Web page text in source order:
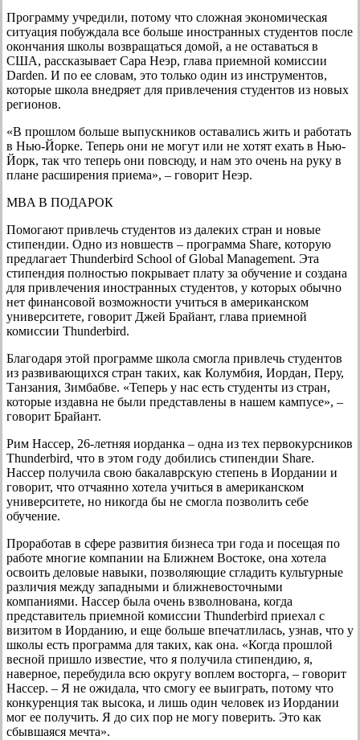
Программу учредили, потому что сложная экономическая
ситуация побуждала все больше иностранных студентов после
окончания школы возвращаться домой, а не оставаться в
США, рассказывает Сара Неэр, глава приемной комиссии
Darden. И по ее словам, это только один из инструментов,
которые школа внедряет для привлечения студентов из новых
регионов.
«В прошлом больше выпускников оставались жить и работать
в Нью-Йорке. Теперь они не могут или не хотят ехать в Нью-
Йорк, так что теперь они повсюду, и нам это очень на руку в
плане расширения приема», – говорит Неэр.
MBA В ПОДАРОК
Помогают привлечь студентов из далеких стран и новые
стипендии. Одно из новшеств – программа Share, которую
предлагает Thunderbird School of Global Management. Эта
стипендия полностью покрывает плату за обучение и создана
для привлечения иностранных студентов, у которых обычно
нет финансовой возможности учиться в американском
университете, говорит Джей Брайант, глава приемной
комиссии Thunderbird.
Благодаря этой программе школа смогла привлечь студентов
из развивающихся стран таких, как Колумбия, Иордан, Перу,
Танзания, Зимбабве. «Теперь у нас есть студенты из стран,
которые издавна не были представлены в нашем кампусе», –
говорит Брайант.
Рим Нассер, 26-летняя иорданка – одна из тех первокурсников
Thunderbird, что в этом году добились стипендии Share.
Нассер получила свою бакалаврскую степень в Иордании и
говорит, что отчаянно хотела учиться в американском
университете, но никогда бы не смогла позволить себе
обучение.
Проработав в сфере развития бизнеса три года и посещая по
работе многие компании на Ближнем Востоке, она хотела
освоить деловые навыки, позволяющие сгладить культурные
различия между западными и ближневосточными
компаниями. Нассер была очень взволнована, когда
представитель приемной комиссии Thunderbird приехал с
визитом в Иорданию, и еще больше впечатлилась, узнав, что у
школы есть программа для таких, как она. «Когда прошлой
весной пришло известие, что я получила стипендию, я,
наверное, перебудила всю округу воплем восторга, – говорит
Нассер. – Я не ожидала, что смогу ее выиграть, потому что
конкуренция так высока, и лишь один человек из Иордании
мог ее получить. Я до сих пор не могу поверить. Это как
сбывшаяся мечта».